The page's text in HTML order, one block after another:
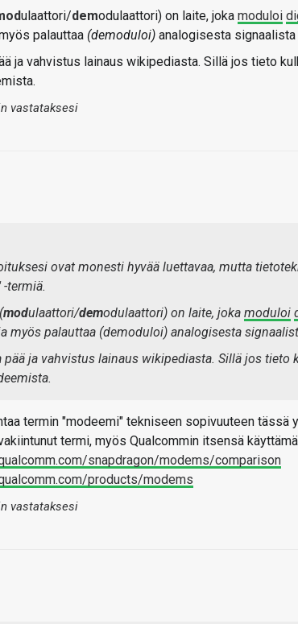
ulaattori/demodulaattori) on laite, joka moduloi
palauttaa (demoduloi) analogisesta
ja vahvistus lainaus wikipediasta. Sillä jos tieto
vastataksesi
ovat monesti hyvää luettavaa, mutta
termiä.
modulaattori/demodulaattori) on laite, joka moduloi
myös palauttaa (demoduloi) analogisesta
pää ja vahvistus lainaus wikipediasta. Sillä jos tieto
termin "modeemi" tekniseen sopivuuteen
termi, myös Qualcommin itsensä
snapdragon/modems/comparison
products/modems
vastataksesi